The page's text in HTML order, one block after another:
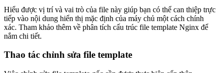
Hiểu được vị trí và vai trò của file này giúp bạn có thể can thiệp trực
tiếp vào nội dung hiển thị mặc định của máy chủ một cách chính
xác. Tham khảo thêm về phân tích cấu trúc file template Nginx để
nắm chi tiết.
Thao tác chỉnh sửa file template